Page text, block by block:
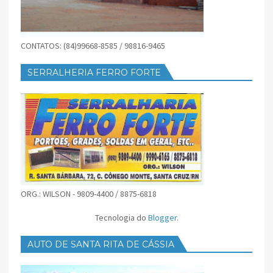
CONTATOS: (84)99668-8585 / 98816-9465
SERRALHERIA FERRO FORTE
ORG.: WILSON - 9809-4400 / 8875-6818
Tecnologia do Blogger.
AUTO DE SANTA RITA DE CÁSSIA